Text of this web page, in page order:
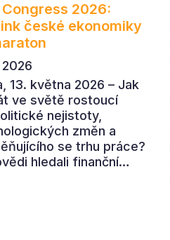
Congress 2026:
české ekonomiky
2026
13. května 2026 – Jak
ve světě rostoucí
nejistoty,
změn a
se trhu práce?
hledali finanční